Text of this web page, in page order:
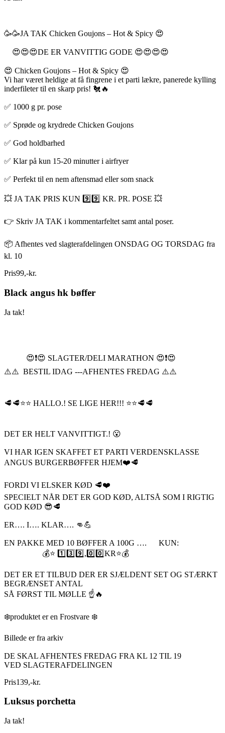
🥳🥳JA TAK Chicken Goujons – Hot & Spicy 😍
😍😍😍DE ER VANVITTIG GODE 😍😍😍😍
😍 Chicken Goujons – Hot & Spicy 😍
Vi har været heldige at få fingrene i et parti lækre, panerede kylling
inderfileter til en skarp pris! 🐔🔥
✅ 1000 g pr. pose
✅ Sprøde og krydrede Chicken Goujons
✅ God holdbarhed
✅ Klar på kun 15-20 minutter i airfryer
✅ Perfekt til en nem aftensmad eller som snack
💥 JA TAK PRIS KUN 9️⃣9️⃣ KR. PR. POSE 💥
👉 Skriv JA TAK i kommentarfeltet samt antal poser.
📦 Afhentes ved slagterafdelingen ONSDAG OG TORSDAG fra
kl. 10
Pris99,-kr.
Black angus hk bøffer
Ja tak!
😍❗️😍 SLAGTER/DELI MARATHON 😍❗️😍
⚠️⚠️ BESTIL IDAG ---AFHENTES FREDAG ⚠️⚠️
🥩🥩⭐️⭐️ HALLO.! SE LIGE HER!!! ⭐️⭐️🥩🥩
DET ER HELT VANVITTIGT.! 😮
VI HAR IGEN SKAFFET ET PARTI VERDENSKLASSE
ANGUS BURGERBØFFER HJEM❤️🥩
FORDI VI ELSKER KØD 🥩❤️
SPECIELT NÅR DET ER GOD KØD, ALTSÅ SOM I RIGTIG
GOD KØD 😎🥩
ER…. I…. KLAR…. 👊💪
EN PAKKE MED 10 BØFFER A 100G …. KUN:
💰⭐️ 1️⃣3️⃣9️⃣,0️⃣0️⃣KR⭐️💰
DET ER ET TILBUD DER ER SJÆLDENT SET OG STÆRKT
BEGRÆNSET ANTAL
SÅ FØRST TIL MØLLE ☝️🔥
❄️produktet er en Frostvare ❄️
Billede er fra arkiv
DE SKAL AFHENTES FREDAG FRA KL 12 TIL 19
VED SLAGTERAFDELINGEN
Pris139,-kr.
Luksus porchetta
Ja tak!